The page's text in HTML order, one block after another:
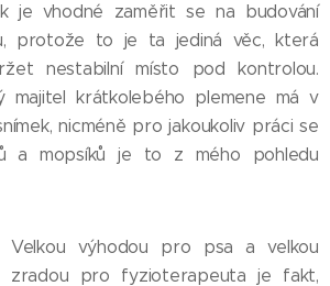
je vhodné zaměřit se na budování
protože to je ta jediná věc, která
nestabilní místo pod kontrolou.
majitel krátkolebého plemene má v
nicméně pro jakoukoliv práci se
a mopsíků je to z mého pohledu
Velkou výhodou pro psa a velkou
zradou pro fyzioterapeuta je fakt,